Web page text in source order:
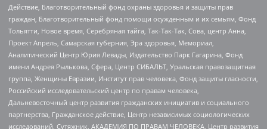
Действие, Благотворительный фонд охраны здоровья и защиты прав
граждан, Благотворительный фонд помощи осужденным и их семьям, Фонд
Тольятти, Новое время, Серебряная тайга, Так-Так-Так, Сова, центр Анна,
Проект Апрель, Самарская губерния, Эра здоровья, Мемориал,
Аналитический Центр Юрия Левады, Издательство Парк Гагарина, Фонд
имени Андрея Рылькова, Сфера, Центр СИБАЛЬТ, Уральская правозащитная
группа, Женщины Евразии, Институт прав человека, Фонд защиты гласности,
Российский исследовательский центр по правам человека,
Дальневосточный центр развития гражданских инициатив и социального
партнерства, Гражданское действие, Центр независимых социологических
исследований, Сутяжник, АКАДЕМИЯ ПО ПРАВАМ ЧЕЛОВЕКА, Центр развития